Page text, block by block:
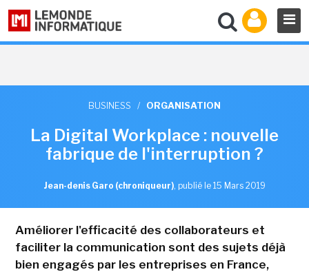
BUSINESS / ORGANISATION
La Digital Workplace : nouvelle
fabrique de l'interruption ?
Jean-denis Garo (chroniqueur), publié le 15 Mars 2019
Améliorer l'efficacité des collaborateurs et
faciliter la communication sont des sujets déjà
bien engagés par les entreprises en France,